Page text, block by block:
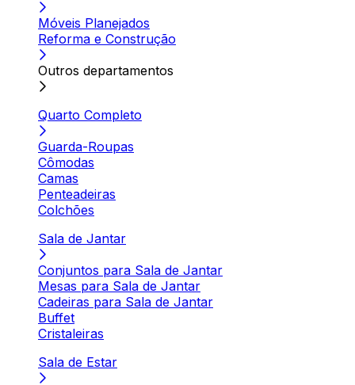
Móveis Planejados
Reforma e Construção
Outros departamentos
Quarto Completo
Guarda-Roupas
Cômodas
Camas
Penteadeiras
Colchões
Sala de Jantar
Conjuntos para Sala de Jantar
Mesas para Sala de Jantar
Cadeiras para Sala de Jantar
Buffet
Cristaleiras
Sala de Estar